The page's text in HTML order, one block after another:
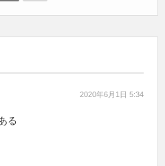
2020年6月1日 5:34
る